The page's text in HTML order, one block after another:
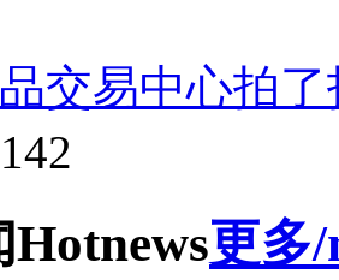
交易中心拍
Hotnews更多